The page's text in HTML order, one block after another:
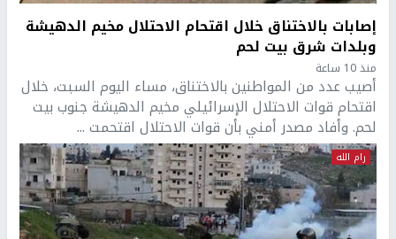
إصابات بالاختناق خلال اقتحام الاحتلال مخيم الدهيشة
وبلدات شرق بيت لحم
منذ 10 ساعة
أصيب عدد من المواطنين بالاختناق، مساء اليوم السبت، خلال
اقتحام قوات الاحتلال الإسرائيلي مخيم الدهيشة جنوب بيت
لحم. وأفاد مصدر أمني بأن قوات الاحتلال اقتحمت ...
رام الله